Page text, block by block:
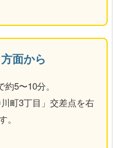
面から
5〜10分。
町3丁目」交差点を右
。